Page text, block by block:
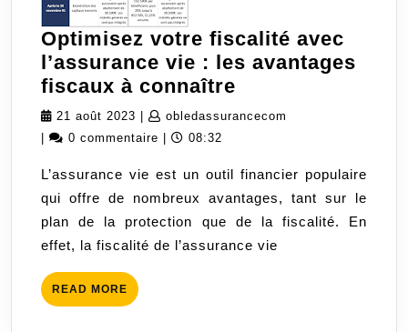
Optimisez votre fiscalité avec
l’assurance vie : les avantages
fiscaux à connaître
votre
l’assurance
vie
:
les
21 août 2023 21
août
obledassurancecom
0 commentaire 08:32
L’assurance vie est un outil financier populaire
qui offre de nombreux avantages, tant sur le
plan de la protection que de la fiscalité. En
effet, la fiscalité de l’assurance vie
READ MORE READ
MORE